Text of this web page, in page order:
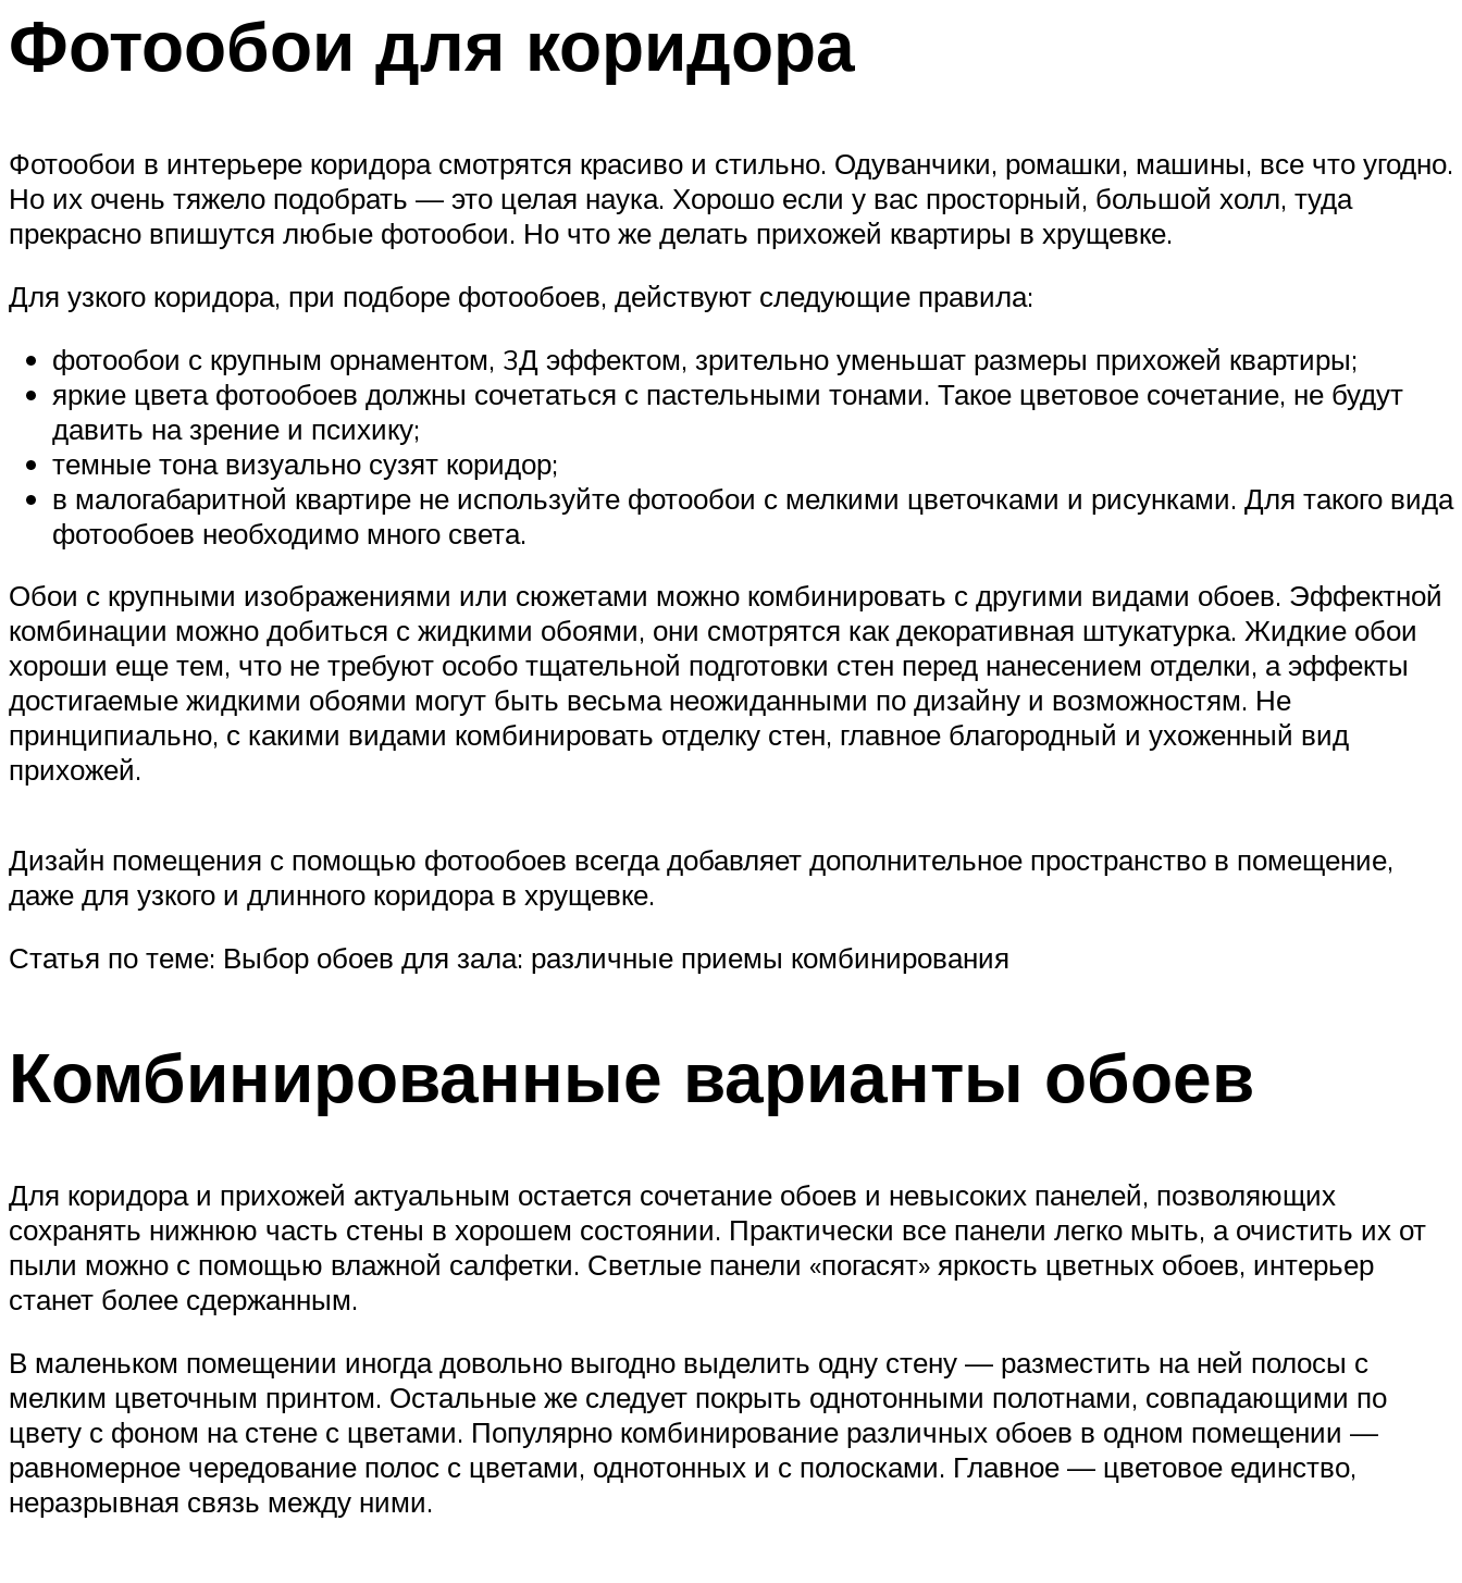
Фотообои для коридора
Фотообои в интерьере коридора смотрятся красиво и стильно. Одуванчики, ромашки, машины, все что угодно.
Но их очень тяжело подобрать — это целая наука. Хорошо если у вас просторный, большой холл, туда
прекрасно впишутся любые фотообои. Но что же делать прихожей квартиры в хрущевке.
Для узкого коридора, при подборе фотообоев, действуют следующие правила:
фотообои с крупным орнаментом, 3Д эффектом, зрительно уменьшат размеры прихожей квартиры;
яркие цвета фотообоев должны сочетаться с пастельными тонами. Такое цветовое сочетание, не будут
давить на зрение и психику;
темные тона визуально сузят коридор;
в малогабаритной квартире не используйте фотообои с мелкими цветочками и рисунками. Для такого вида
фотообоев необходимо много света.
Обои с крупными изображениями или сюжетами можно комбинировать с другими видами обоев. Эффектной
комбинации можно добиться с жидкими обоями, они смотрятся как декоративная штукатурка. Жидкие обои
хороши еще тем, что не требуют особо тщательной подготовки стен перед нанесением отделки, а эффекты
достигаемые жидкими обоями могут быть весьма неожиданными по дизайну и возможностям. Не
принципиально, с какими видами комбинировать отделку стен, главное благородный и ухоженный вид
прихожей.
Дизайн помещения с помощью фотообоев всегда добавляет дополнительное пространство в помещение,
даже для узкого и длинного коридора в хрущевке.
Статья по теме: Выбор обоев для зала: различные приемы комбинирования
Комбинированные варианты обоев
Для коридора и прихожей актуальным остается сочетание обоев и невысоких панелей, позволяющих
сохранять нижнюю часть стены в хорошем состоянии. Практически все панели легко мыть, а очистить их от
пыли можно с помощью влажной салфетки. Светлые панели «погасят» яркость цветных обоев, интерьер
станет более сдержанным.
В маленьком помещении иногда довольно выгодно выделить одну стену — разместить на ней полосы с
мелким цветочным принтом. Остальные же следует покрыть однотонными полотнами, совпадающими по
цвету с фоном на стене с цветами. Популярно комбинирование различных обоев в одном помещении —
равномерное чередование полос с цветами, однотонных и с полосками. Главное — цветовое единство,
неразрывная связь между ними.